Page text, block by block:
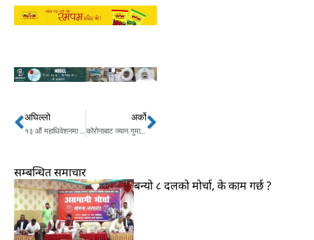
Prev
अघिल्लो अर्को
कोरोनाबाट ज्यान गुमाउने ६ प्रहरीलाई मरणोपरान्त सम्मान Next
सम्बन्धित समाचार
बन्यो ८ दलको मोर्चा, के काम गर्छ ?